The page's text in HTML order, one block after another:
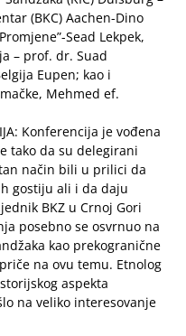
(BKC) Aachen-Dino
Sead Lekpek,
– prof. dr. Suad
Eupen; kao i
Mehmed ef.
Konferencija je vođena
tako da su delegirani
način bili u prilici da
gostiju ali i da daju
BKZ u Crnoj Gori
posebno se osvrnuo na
kao prekogranične
na ovu temu. Etnolog
aspekta
na veliko interesovanje